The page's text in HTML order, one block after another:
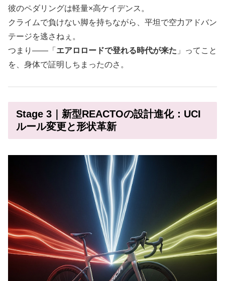
彼のペダリングは軽量×高ケイデンス。
クライムで負けない脚を持ちながら、平坦で空力アドバン
テージを逃さねぇ。
つまり――「 エアロロードで登れる時代が来た 」ってこと
を、身体で証明しちまったのさ。
Stage 3｜新型REACTOの設計進化：UCI
ルール変更と形状革新